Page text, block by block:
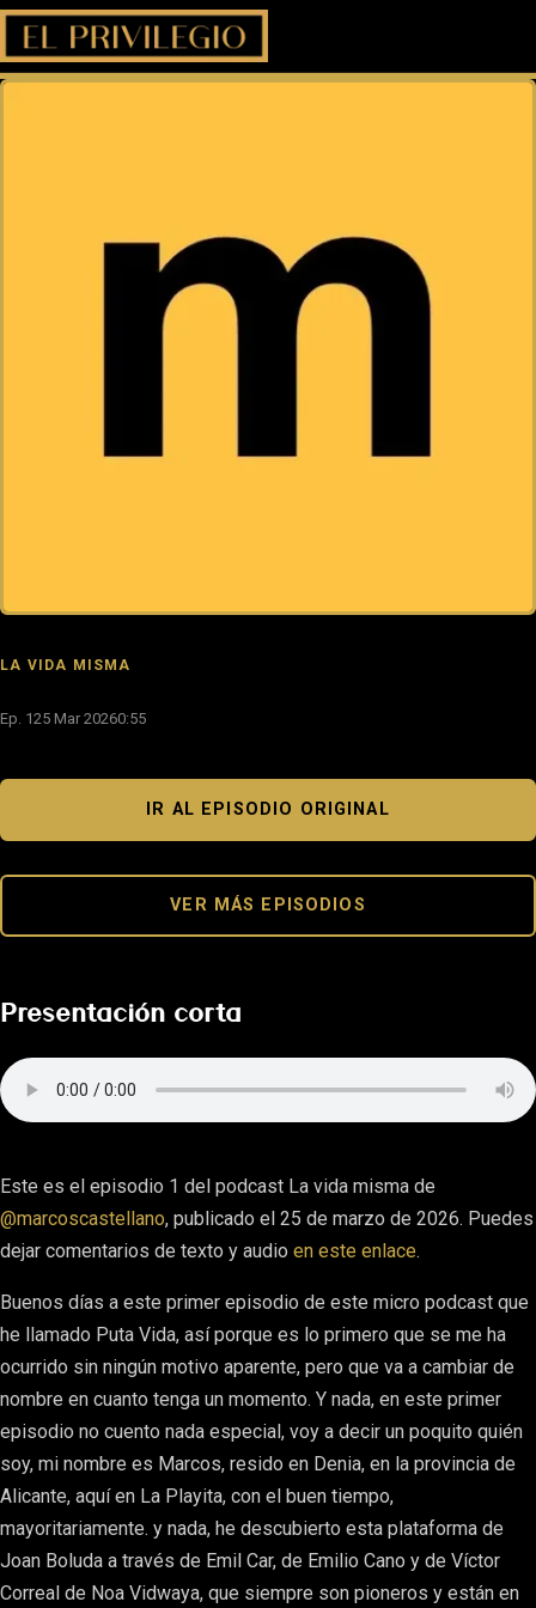
LA VIDA MISMA
Ep. 125 Mar 20260:55
IR AL EPISODIO ORIGINAL
VER MÁS EPISODIOS
Presentación corta
Este es el episodio 1 del podcast La vida misma de
@marcoscastellano, publicado el 25 de marzo de 2026. Puedes
dejar comentarios de texto y audio en este enlace.
Buenos días a este primer episodio de este micro podcast que
he llamado Puta Vida, así porque es lo primero que se me ha
ocurrido sin ningún motivo aparente, pero que va a cambiar de
nombre en cuanto tenga un momento. Y nada, en este primer
episodio no cuento nada especial, voy a decir un poquito quién
soy, mi nombre es Marcos, resido en Denia, en la provincia de
Alicante, aquí en La Playita, con el buen tiempo,
mayoritariamente. y nada, he descubierto esta plataforma de
Joan Boluda a través de Emil Car, de Emilio Cano y de Víctor
Correal de Noa Vidwaya, que siempre son pioneros y están en